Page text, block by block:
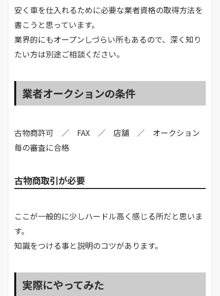
安く車を仕入れるために必要な業者資格の取得方法を
書こうと思っています。
業界的にもオープンしづらい所もあるので、深く知り
たい方は別途ご相談ください。
業者オークションの条件
古物商許可 ／ FAX ／ 店舗 ／ オークション
毎の審査に合格
古物商取引が必要
ここが一般的に少しハードル高く感じる所だと思いま
す。
知識をつける事と説明のコツがあります。
実際にやってみた